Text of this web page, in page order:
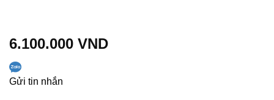
6.100.000 VND
Gửi tin nhắn